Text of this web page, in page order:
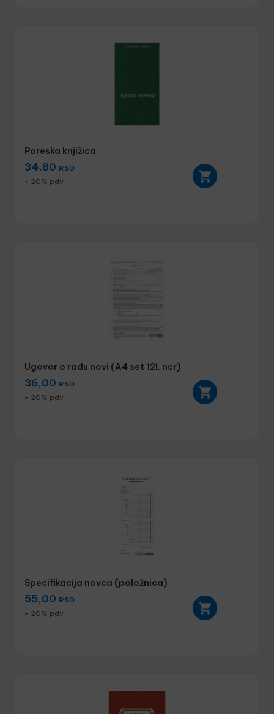
Poreska knjižica
34,80 RSD
+ 20% pdv
Ugovor o radu novi (A4 set 12l. ncr)
36,00 RSD
+ 20% pdv
Specifikacija novca (položnica)
55,00 RSD
+ 20% pdv